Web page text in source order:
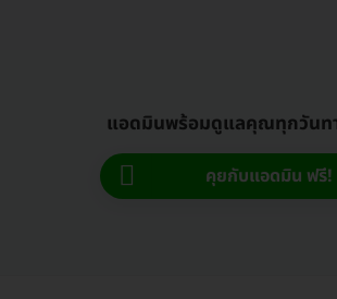
แอดมินพร้อมดูแลคุณทุกวันท
คุยกับแอดมิน ฟรี!